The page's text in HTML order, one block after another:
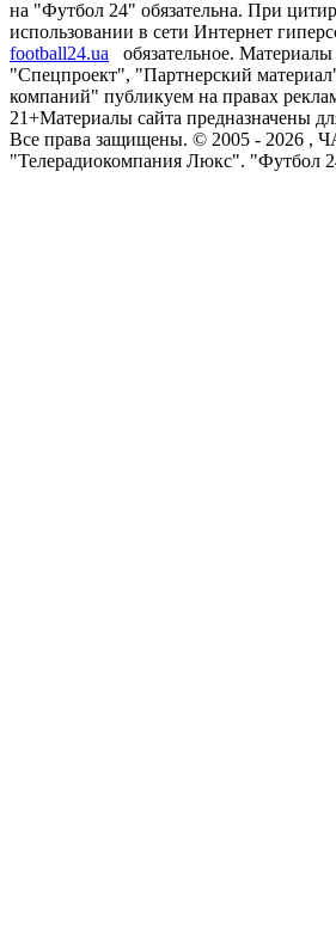
на "Футбол 24" обязательна. При
использовании в сети Интернет
football24.ua
обязательное.
"Спецпроект", "Партнерский
компаний" публикуем на правах
21+Материалы сайта предназначены
Все права защищены. © 2005 - 2026 ,
"Телерадиокомпания Люкс". "Футбол